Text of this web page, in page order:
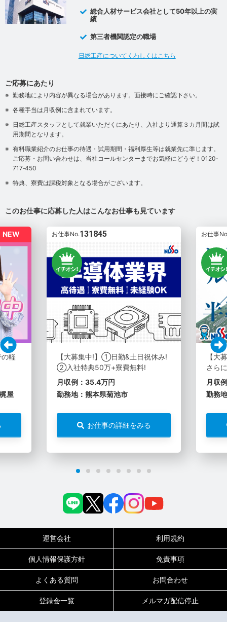
0120-717-450
総合人材サービス会社として50年以上の実
績
第三者機関認定の職場
日総工産についてくわしくはこちら
ご応募にあたり
勤務地により内容が異なる場合があります。面接時にご確認下さい。
各種手当は月収例に含まれています。
日総工産スタッフとして就業いただくにあたり、入社より通算３カ月間は試
用期間となります。
有料職業紹介のお仕事の待遇・試用期間・福利厚生等は就業先に準じます。
ご応募・お問い合わせは、当社コールセンターまでお気軽にどうぞ！0120‐
717‐450
特典、寮費は課税対象となる場合がございます。
このお仕事に応募した人はこんなお仕事も見ています
NEW
軽
屋
お仕事No.131845
【大募集中!】①日勤&土日祝休み!
②入社特典50万+寮費無料!
月収例：35.4万円
勤務地：熊本県菊池市
お仕事の詳細をみる
お仕事
【
さら
月収
勤務
運営会社 利用規約
個人情報保護方針 免責事項
よくある質問 お問合わせ
登録会一覧 メルマガ配信停止